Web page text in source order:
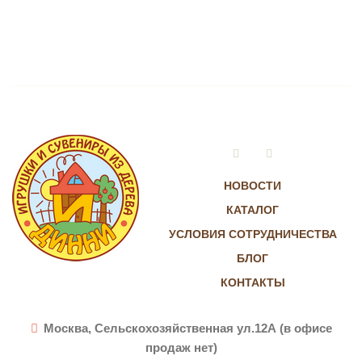
НОВОСТИ
КАТАЛОГ
УСЛОВИЯ СОТРУДНИЧЕСТВА
БЛОГ
КОНТАКТЫ
VkontakteInstagram
Москва, Сельскохозяйственная ул.12А (в офисе
продаж нет)